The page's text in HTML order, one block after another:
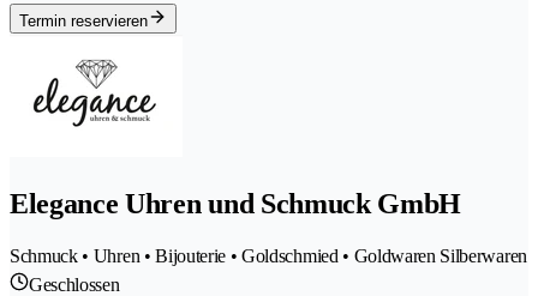
Termin reservieren
Elegance Uhren und Schmuck GmbH
Schmuck • Uhren • Bijouterie • Goldschmied • Goldwaren Silberwaren
Geschlossen